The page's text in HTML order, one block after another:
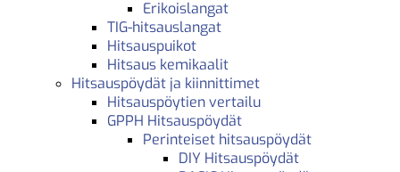
Erikoislangat
TIG-hitsauslangat
Hitsauspuikot
Hitsaus kemikaalit
Hitsauspöydät ja kiinnittimet
Hitsauspöytien vertailu
GPPH Hitsauspöydät
Perinteiset hitsauspöydät
DIY Hitsauspöydät